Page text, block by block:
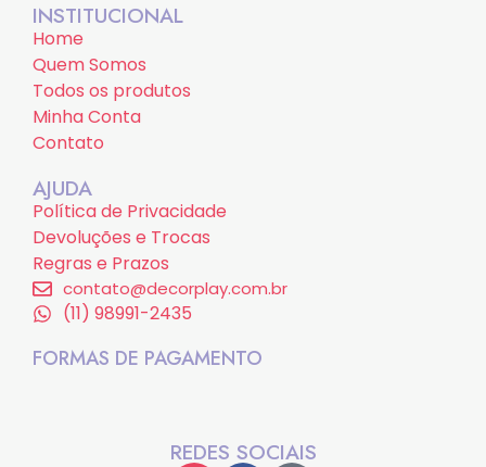
INSTITUCIONAL
Home
Quem Somos
Todos os produtos
Minha Conta
Contato
AJUDA
Política de Privacidade
Devoluções e Trocas
Regras e Prazos
contato@decorplay.com.br
(11) 98991-2435
FORMAS DE PAGAMENTO
REDES SOCIAIS